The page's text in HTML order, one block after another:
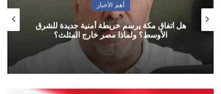
أهم الأخبار
هل اتفاق مكة يرسم خريطة أمنية جديدة للشرق
الأوسط؟ ولماذا مصر خارج المثلث؟